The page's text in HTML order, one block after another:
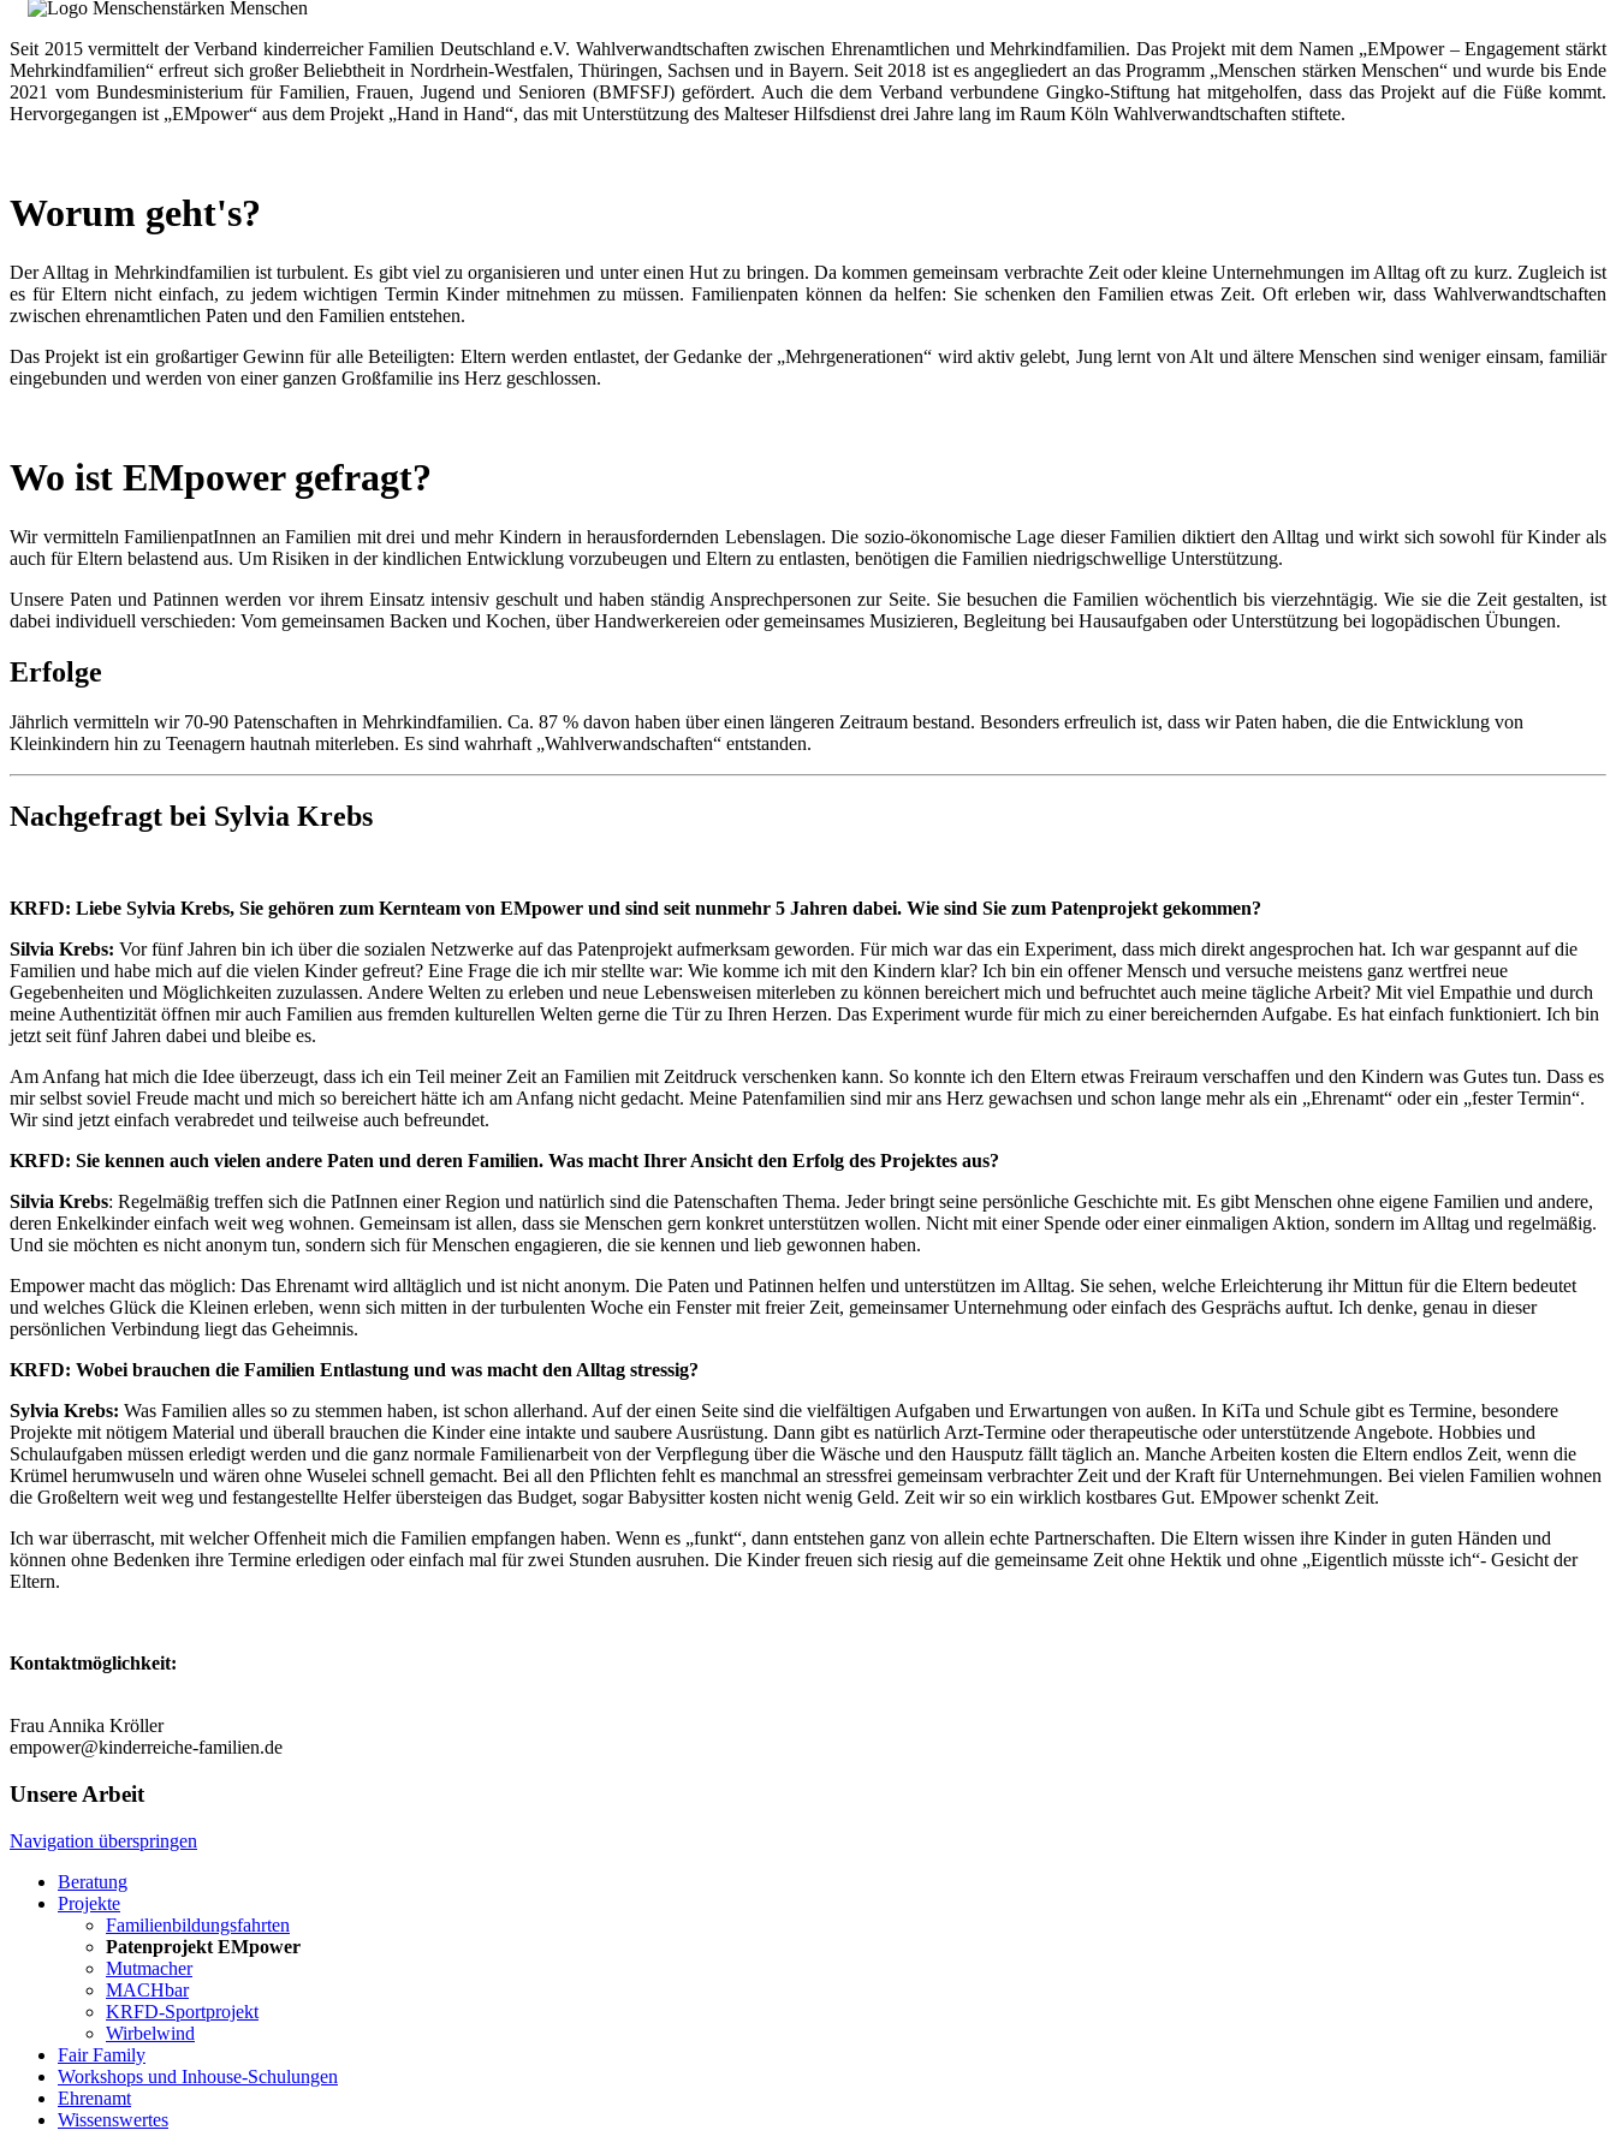
Seit 2015 vermittelt der Verband kinderreicher Familien Deutschland e.V. Wahlverwandtschaften zwischen Ehrenamtlichen und Mehrkindfamilien. Das Projekt mit dem Namen „EMpower – Engagement stärkt
Mehrkindfamilien“ erfreut sich großer Beliebtheit in Nordrhein-Westfalen, Thüringen, Sachsen und in Bayern. Seit 2018 ist es angegliedert an das Programm „Menschen stärken Menschen“ und wurde bis Ende
2021 vom Bundesministerium für Familien, Frauen, Jugend und Senioren (BMFSFJ) gefördert. Auch die dem Verband verbundene Gingko-Stiftung hat mitgeholfen, dass das Projekt auf die Füße kommt.
Hervorgegangen ist „EMpower“ aus dem Projekt „Hand in Hand“, das mit Unterstützung des Malteser Hilfsdienst drei Jahre lang im Raum Köln Wahlverwandtschaften stiftete.
Worum geht's?
Der Alltag in Mehrkindfamilien ist turbulent. Es gibt viel zu organisieren und unter einen Hut zu bringen. Da kommen gemeinsam verbrachte Zeit oder kleine Unternehmungen im Alltag oft zu kurz. Zugleich ist
es für Eltern nicht einfach, zu jedem wichtigen Termin Kinder mitnehmen zu müssen. Familienpaten können da helfen: Sie schenken den Familien etwas Zeit. Oft erleben wir, dass Wahlverwandtschaften
zwischen ehrenamtlichen Paten und den Familien entstehen.
Das Projekt ist ein großartiger Gewinn für alle Beteiligten: Eltern werden entlastet, der Gedanke der „Mehrgenerationen“ wird aktiv gelebt, Jung lernt von Alt und ältere Menschen sind weniger einsam, familiär
eingebunden und werden von einer ganzen Großfamilie ins Herz geschlossen.
Wo ist EMpower gefragt?
Wir vermitteln FamilienpatInnen an Familien mit drei und mehr Kindern in herausfordernden Lebenslagen. Die sozio-ökonomische Lage dieser Familien diktiert den Alltag und wirkt sich sowohl für Kinder als
auch für Eltern belastend aus. Um Risiken in der kindlichen Entwicklung vorzubeugen und Eltern zu entlasten, benötigen die Familien niedrigschwellige Unterstützung.
Unsere Paten und Patinnen werden vor ihrem Einsatz intensiv geschult und haben ständig Ansprechpersonen zur Seite. Sie besuchen die Familien wöchentlich bis vierzehntägig. Wie sie die Zeit gestalten, ist
dabei individuell verschieden: Vom gemeinsamen Backen und Kochen, über Handwerkereien oder gemeinsames Musizieren, Begleitung bei Hausaufgaben oder Unterstützung bei logopädischen Übungen.
Erfolge
Jährlich vermitteln wir 70-90 Patenschaften in Mehrkindfamilien. Ca. 87 % davon haben über einen längeren Zeitraum bestand. Besonders erfreulich ist, dass wir Paten haben, die die Entwicklung von
Kleinkindern hin zu Teenagern hautnah miterleben. Es sind wahrhaft „Wahlverwandschaften“ entstanden.
Nachgefragt bei Sylvia Krebs
KRFD: Liebe Sylvia Krebs, Sie gehören zum Kernteam von EMpower und sind seit nunmehr 5 Jahren dabei. Wie sind Sie zum Patenprojekt gekommen?
Silvia Krebs: Vor fünf Jahren bin ich über die sozialen Netzwerke auf das Patenprojekt aufmerksam geworden. Für mich war das ein Experiment, dass mich direkt angesprochen hat. Ich war gespannt auf die
Familien und habe mich auf die vielen Kinder gefreut? Eine Frage die ich mir stellte war: Wie komme ich mit den Kindern klar? Ich bin ein offener Mensch und versuche meistens ganz wertfrei neue
Gegebenheiten und Möglichkeiten zuzulassen. Andere Welten zu erleben und neue Lebensweisen miterleben zu können bereichert mich und befruchtet auch meine tägliche Arbeit? Mit viel Empathie und durch
meine Authentizität öffnen mir auch Familien aus fremden kulturellen Welten gerne die Tür zu Ihren Herzen. Das Experiment wurde für mich zu einer bereichernden Aufgabe. Es hat einfach funktioniert. Ich bin
jetzt seit fünf Jahren dabei und bleibe es.
Am Anfang hat mich die Idee überzeugt, dass ich ein Teil meiner Zeit an Familien mit Zeitdruck verschenken kann. So konnte ich den Eltern etwas Freiraum verschaffen und den Kindern was Gutes tun. Dass es
mir selbst soviel Freude macht und mich so bereichert hätte ich am Anfang nicht gedacht. Meine Patenfamilien sind mir ans Herz gewachsen und schon lange mehr als ein „Ehrenamt“ oder ein „fester Termin“.
Wir sind jetzt einfach verabredet und teilweise auch befreundet.
KRFD: Sie kennen auch vielen andere Paten und deren Familien. Was macht Ihrer Ansicht den Erfolg des Projektes aus?
Silvia Krebs: Regelmäßig treffen sich die PatInnen einer Region und natürlich sind die Patenschaften Thema. Jeder bringt seine persönliche Geschichte mit. Es gibt Menschen ohne eigene Familien und andere,
deren Enkelkinder einfach weit weg wohnen. Gemeinsam ist allen, dass sie Menschen gern konkret unterstützen wollen. Nicht mit einer Spende oder einer einmaligen Aktion, sondern im Alltag und regelmäßig.
Und sie möchten es nicht anonym tun, sondern sich für Menschen engagieren, die sie kennen und lieb gewonnen haben.
Empower macht das möglich: Das Ehrenamt wird alltäglich und ist nicht anonym. Die Paten und Patinnen helfen und unterstützen im Alltag. Sie sehen, welche Erleichterung ihr Mittun für die Eltern bedeutet
und welches Glück die Kleinen erleben, wenn sich mitten in der turbulenten Woche ein Fenster mit freier Zeit, gemeinsamer Unternehmung oder einfach des Gesprächs auftut. Ich denke, genau in dieser
persönlichen Verbindung liegt das Geheimnis.
KRFD: Wobei brauchen die Familien Entlastung und was macht den Alltag stressig?
Sylvia Krebs: Was Familien alles so zu stemmen haben, ist schon allerhand. Auf der einen Seite sind die vielfältigen Aufgaben und Erwartungen von außen. In KiTa und Schule gibt es Termine, besondere
Projekte mit nötigem Material und überall brauchen die Kinder eine intakte und saubere Ausrüstung. Dann gibt es natürlich Arzt-Termine oder therapeutische oder unterstützende Angebote. Hobbies und
Schulaufgaben müssen erledigt werden und die ganz normale Familienarbeit von der Verpflegung über die Wäsche und den Hausputz fällt täglich an. Manche Arbeiten kosten die Eltern endlos Zeit, wenn die
Krümel herumwuseln und wären ohne Wuselei schnell gemacht. Bei all den Pflichten fehlt es manchmal an stressfrei gemeinsam verbrachter Zeit und der Kraft für Unternehmungen. Bei vielen Familien wohnen
die Großeltern weit weg und festangestellte Helfer übersteigen das Budget, sogar Babysitter kosten nicht wenig Geld. Zeit wir so ein wirklich kostbares Gut. EMpower schenkt Zeit.
Ich war überrascht, mit welcher Offenheit mich die Familien empfangen haben. Wenn es „funkt“, dann entstehen ganz von allein echte Partnerschaften. Die Eltern wissen ihre Kinder in guten Händen und
können ohne Bedenken ihre Termine erledigen oder einfach mal für zwei Stunden ausruhen. Die Kinder freuen sich riesig auf die gemeinsame Zeit ohne Hektik und ohne „Eigentlich müsste ich“- Gesicht der
Eltern.
Kontaktmöglichkeit:
Frau Annika Kröller
empower@kinderreiche-familien.de
Unsere Arbeit
Navigation überspringen
Beratung
Projekte
Familienbildungsfahrten
Patenprojekt EMpower
Mutmacher
MACHbar
KRFD-Sportprojekt
Wirbelwind
Fair Family
Workshops und Inhouse-Schulungen
Ehrenamt
Wissenswertes